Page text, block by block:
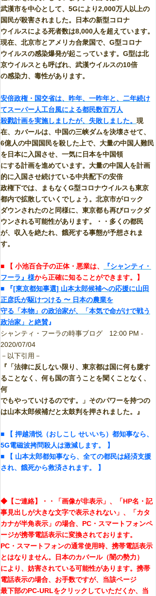
武漢市を中心として、5Gにより2,000万人以上の
国民が殺害されました。日本の新型コロナ
ウイルスによる死者数は8,000人を超えています。
現在、北京市とアメリカ合衆国で、G型コロナ
ウイルスの感染爆発が起こっています。G型は北
京ウイルスとも呼ばれ、武漢ウイルスの10倍
の感染力、毒性があります。
安倍政権・国交省は、昨年、一昨年と、二年続け
てスーパー人工台風による都民数百万人
殺戮計画を実施しましたが、失敗しました。 現
在、カバールは、中国の三峡ダムを決壊させて、
6億人の中国国民を殺した上で、大量の中国人難民
を日本に入国させ、一気に日本を中国領
にする計画を進めています。大量の中国人を計画
的に入国させ続けている中共配下の安倍
政権下では、まもなくG型コロナウイルスも東京
都内で拡散していくでしょう。北京市がロック
ダウンされたのと同様に、東京都も再びロックダ
ウンされる可能性があります。・・多くの都民
が、収入を絶たれ、餓死する事態が予想されま
す。
■ 【 小池百合子の正体・悪業は、
『シャンティ・
フーラ』様から正確に知ることができます。】
■ 『[東京都知事選] 山本太郎候補への応援に山田
正彦氏が駆けつける 〜 日本の農業を
守る「本物」の政治家が、「本気で命がけで戦う
政治家」と絶賛』
シャンティ・フーラの時事ブログ 12:00 PM -
2020/07/04
－以下引用－
『「法律に反しない限り、東京都は国に何も臆す
ることなく、何も国の言うことを聞くことなく、
何
でもやっていけるのです。」そのパワーを持つの
は山本太郎候補だと太鼓判を押されました。』
■ 【 押越清悦（おしこし せいいち）都知事なら、
5G電磁波拷問殺人は激減します。 】
■ 【 山本太郎都知事なら、全ての都民は経済支援
され、餓死から救済されます。 】
◆【ご連絡】・・「画像が非表示」、「HP名・記
事見出しが大きな文字で表示されない」、「カタ
カナが半角表示」の場合、PC・スマートフォンペ
ージが携帯電話表示に変換されております。
PC・スマートフォンの通常使用時、携帯電話表示
とはなりません。日本のカバール（闇の勢力）
により、妨害されている可能性があります。携帯
電話表示の場合、お手数ですが、当該ページ
最下部のPC-URLをクリックしていただくか、当